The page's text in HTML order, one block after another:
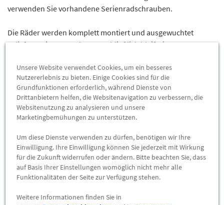
verwenden Sie vorhandene Serienradschrauben.
Die Räder werden komplett montiert und ausgewuchtet
geliefert. Wir verwenden ausschließlich bleifreie
Für Fahrzeuge, die mit direkt messendem Reifendruck-
Kontrollsystem ausgestattet sind, empfehlen wir den
Radsensor-Nachrüstsatz.
Laufrichtungsbindung rechts mit der Teilenummer 8B3073569
8Z8 ist separat erhältlich.Hinweise:
nur geeignet für Fahrzeuge mit den Motorisierungen 2.0
TFSI (110 kW), 2.0 TFSI (146 kW), 2.0 TFSI (150 kW), 2.0
TFSI (200 kW), 2.0 TFSI e (220 kW), 2.0 TFSI e (270 kW), 2.0
Unsere Website verwendet Cookies, um ein besseres
Nutzererlebnis zu bieten. Einige Cookies sind für die
Grundfunktionen erforderlich, während Dienste von
Drittanbietern helfen, die Websitenavigation zu verbessern, die
Websitenutzung zu analysieren und unsere
Marketingbemühungen zu unterstützen.
Um diese Dienste verwenden zu dürfen, benötigen wir Ihre
Einwilligung. Ihre Einwilligung können Sie jederzeit mit Wirkung
für die Zukunft widerrufen oder ändern. Bitte beachten Sie, dass
auf Basis Ihrer Einstellungen womöglich nicht mehr alle
Funktionalitäten der Seite zur Verfügung stehen.
Weitere Informationen finden Sie in